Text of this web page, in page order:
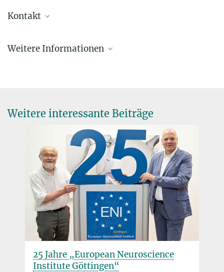
Kontakt
Kommunikation & Medien
Weitere Informationen
Weitere interessante Beiträge
25 Jahre „European Neuroscience
Institute Göttingen“